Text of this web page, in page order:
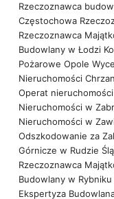
Rzeczoznawca
Częstochowa
Rzeczoznawca
Budowlany w Łodzi
Pożarowe Opole
Nieruchomości
Operat
Nieruchomości w
Nieruchomości w
Odszkodowanie za
Górnicze w Rudzie
Rzeczoznawca
Budowlany w Rybniku
Ekspertyza